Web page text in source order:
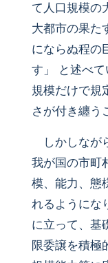
て人口規模の
大都市の果た
にならぬ程の
す」 と述べ
規模だけで規
さが付き纏う
しかしなが
我が国の市町
模、能力、態
れるようにな
に立って、基
限委譲を積極